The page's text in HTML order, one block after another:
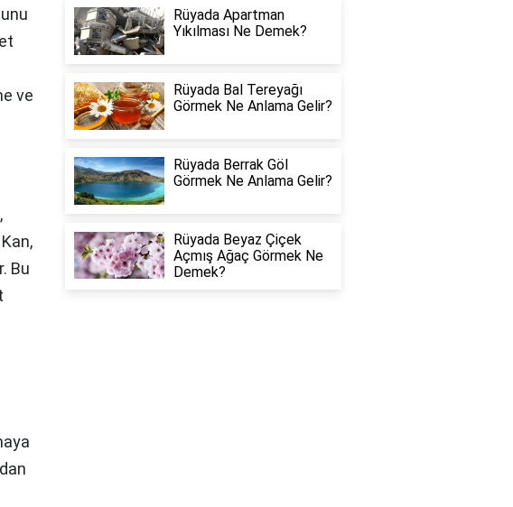
ve
Bu
Rüyada Apartman
Yıkılması Ne Demek?
Rüyada Bal Tereyağı
Görmek Ne Anlama Gelir?
Rüyada Berrak Göl
Görmek Ne Anlama Gelir?
Rüyada Beyaz Çiçek
Açmış Ağaç Görmek Ne
Demek?